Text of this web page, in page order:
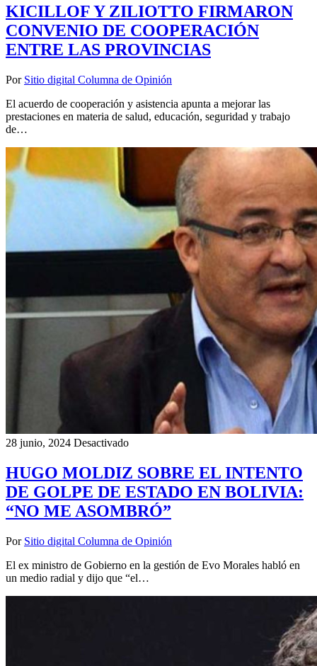
KICILLOF Y ZILIOTTO FIRMARON
CONVENIO DE COOPERACIÓN
ENTRE LAS PROVINCIAS
Por Sitio digital Columna de Opinión
El acuerdo de cooperación y asistencia apunta a mejorar las
prestaciones en materia de salud, educación, seguridad y trabajo
de…
28 junio, 2024 Desactivado
HUGO MOLDIZ SOBRE EL INTENTO
DE GOLPE DE ESTADO EN BOLIVIA:
“NO ME ASOMBRÓ”
Por Sitio digital Columna de Opinión
El ex ministro de Gobierno en la gestión de Evo Morales habló en
un medio radial y dijo que “el…